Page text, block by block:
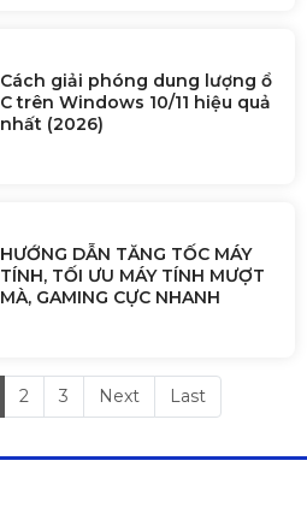
Cách giải phóng dung lượng ổ
C trên Windows 10/11 hiệu quả
nhất (2026)
HƯỚNG DẪN TĂNG TỐC MÁY
TÍNH, TỐI ƯU MÁY TÍNH MƯỢT
MÀ, GAMING CỰC NHANH
2 3 Next Last